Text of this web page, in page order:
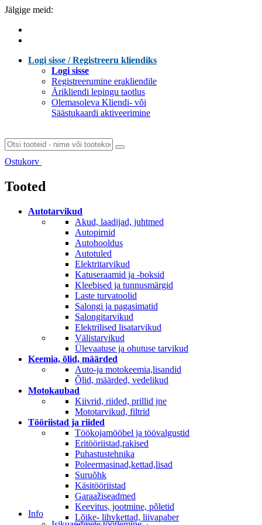
Jälgige meid:
Logi sisse / Registreeru kliendiks
Logi sisse
Registreerumine erakliendile
Ärikliendi lepingu taotlus
Olemasoleva Kliendi- või
Säästukaardi aktiveerimine
Ostukorv
Tooted
Autotarvikud
Akud, laadijad, juhtmed
Autopirnid
Autohooldus
Autotuled
Elektritarvikud
Katuseraamid ja -boksid
Kleebised ja tunnusmärgid
Laste turvatoolid
Salongi ja pagasimatid
Salongitarvikud
Elektrilised lisatarvikud
Välistarvikud
Ülevaatuse ja ohutuse tarvikud
Keemia, õlid, määrded
Auto-ja motokeemia,lisandid
Õlid, määrded, vedelikud
Motokaubad
Kiivrid, riided, prillid jne
Mototarvikud, filtrid
Tööriistad ja riided
Töökojamööbel ja töövalgustid
Eritööriistad,rakised
Puhastustehnika
Poleermasinad,kettad,lisad
Suruõhk
Käsitööriistad
Garaažiseadmed
Keevitus, jootmine, põletid
Lõike- lihvkettad, liivapaber
Info